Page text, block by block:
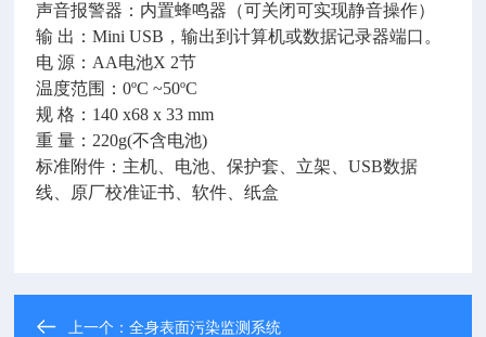
声音报警器：内置蜂鸣器（可关闭可实现静音操作）
输 出：Mini USB，输出到计算机或数据记录器端口。
电 源：AA电池X 2节
温度范围：0ºC ~50ºC
规 格：140 x68 x 33 mm
重 量：220g(不含电池)
标准附件：主机、电池、保护套、立架、USB数据
线、原厂校准证书、软件、纸盒
上一个：全身表面污染监测系统